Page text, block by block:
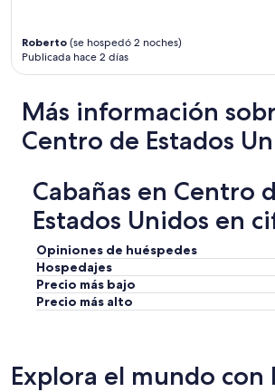
Roberto (se hospedó 2 noches)
Publicada hace 2 días
Más información
Centro de Estados
Cabañas en Centro
Estados Unidos en
Opiniones de huéspedes
Hospedajes
Precio más bajo
Precio más alto
Explora el mundo con